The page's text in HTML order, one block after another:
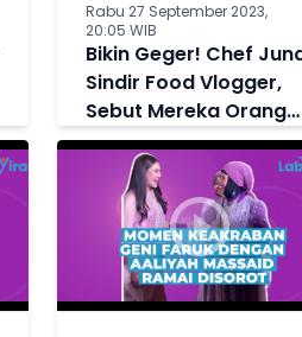
Rabu 27 September 2023,
20:05 WIB
Bikin Geger! Chef
Sindir Food Vlogger,
Sebut Mereka Orang-
Orang Sotoy